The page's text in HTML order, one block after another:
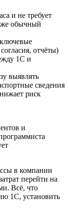
и не требует
обычный
отчёты)
1С и
выявлять
сведения
риск
и
в компании
перейти на
Всё, что
1С, установить